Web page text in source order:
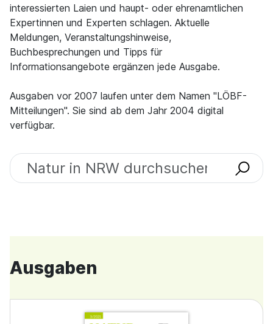
interessierten Laien und haupt- oder ehrenamtlichen
Expertinnen und Experten schlagen. Aktuelle
Meldungen, Veranstaltungshinweise,
Buchbesprechungen und Tipps für
Informationsangebote ergänzen jede Ausgabe.
Ausgaben vor 2007 laufen unter dem Namen "LÖBF-
Mitteilungen". Sie sind ab dem Jahr 2004 digital
verfügbar.
Ausgaben finden
Ausgaben